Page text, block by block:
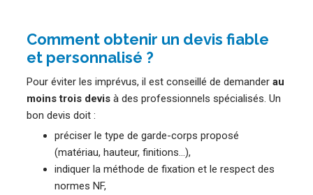
Comment obtenir un devis fiable
et personnalisé ?
Pour éviter les imprévus, il est conseillé de demander au
moins trois devis à des professionnels spécialisés. Un
bon devis doit :
préciser le type de garde-corps proposé
(matériau, hauteur, finitions…),
indiquer la méthode de fixation et le respect des
normes NF,